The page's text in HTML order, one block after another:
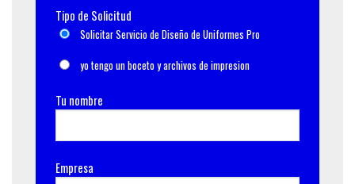
Tipo de Solicitud
Solicitar Servicio de Diseño de Uniformes Pro
yo tengo un boceto y archivos de impresion
Tu nombre
Empresa